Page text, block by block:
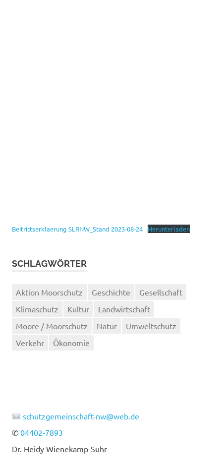
Beitrittserklaerung SLRNW_Stand 2023-08-24 Herunterladen
SCHLAGWÖRTER
Aktion Moorschutz Geschichte
Gesellschaft
Klimaschutz
Kultur
Landwirtschaft
Moore / Moorschutz
Natur
Umweltschutz
Verkehr
Ökonomie
schutzgemeinschaft-nw@web.de
✆ 04402-7893
Dr. Heidy Wienekamp-Suhr